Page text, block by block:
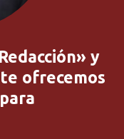
y
ofrecemos